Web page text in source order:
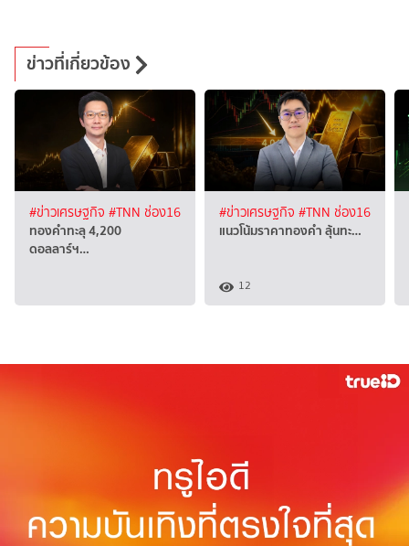
ข่าวที่เกี่ยวข้อง
#ข่าวเศรษฐกิจ #TNN ช่อง16
ทองคำทะลุ 4,200
ดอลลาร์ฯ…
#ข่าวเศรษฐกิจ #TNN ช่อง16
แนวโน้มราคาทองคำ ลุ้นทะ…
12